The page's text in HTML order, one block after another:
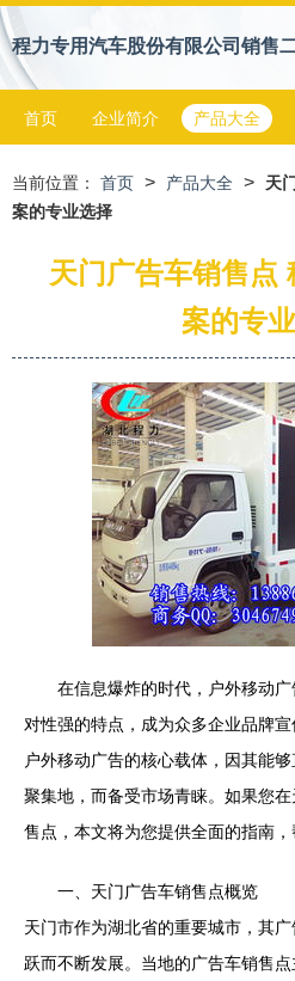
程力专用汽车股份有限公司销售
首页 企业简介 产品大全
当前位置： 首页 > 产品大全 >
天
案的专业选择
天门广告车销售点
案的专
在信息爆炸的时代，户外移动
对性强的特点，成为众多企业品牌
户外移动广告的核心载体，因其能
聚集地，而备受市场青睐。如果您
售点，本文将为您提供全面的指南，
一、天门广告车销售点概览
天门市作为湖北省的重要城市，其
跃而不断发展。当地的广告车销售点